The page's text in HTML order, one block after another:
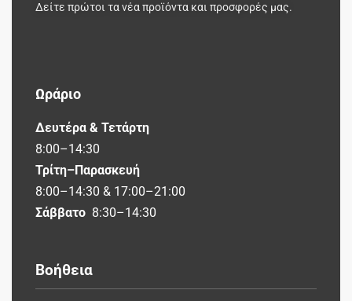
Δείτε πρώτοι τα νέα προϊόντα και προσφορές μας.
Ωράριο
Δευτέρα & Τετάρτη
8:00–14:30
Τρίτη–Παρασκευή
8:00–14:30 & 17:00–21:00
Σάββατο 8:30–14:30
Βοήθεια